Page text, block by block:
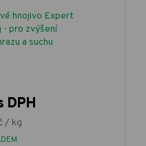
hnojivo Expert
- pro zvýšení
a suchu
DPH
/ kg